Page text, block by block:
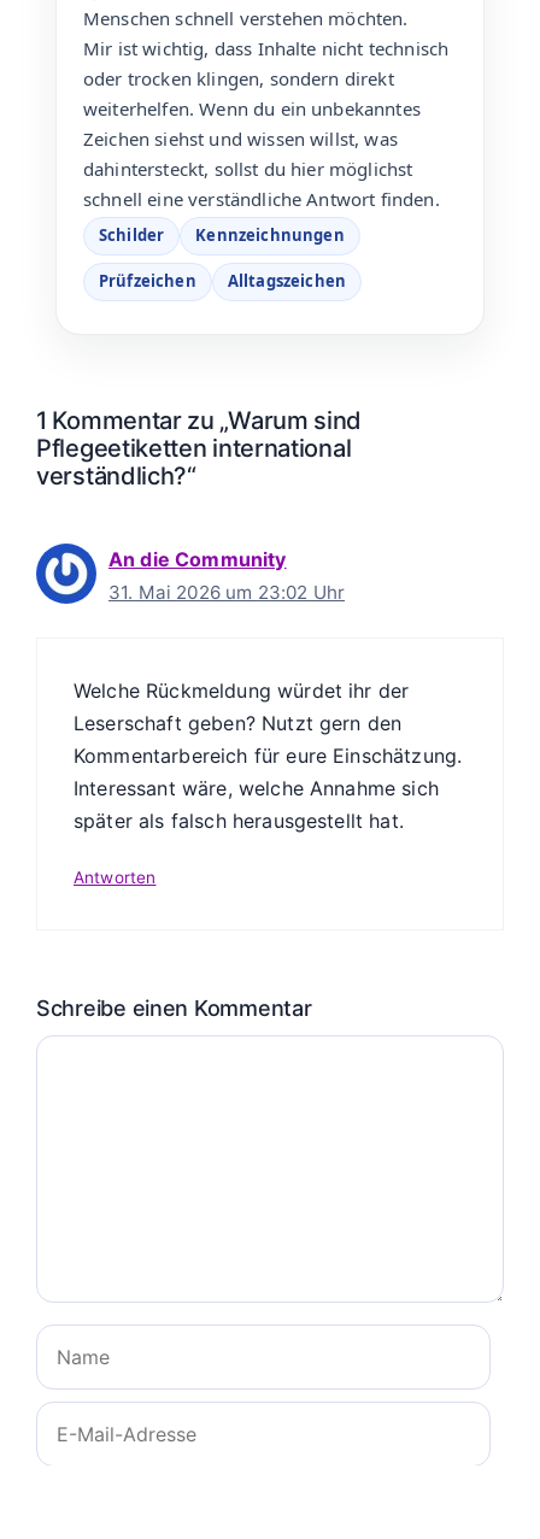
Menschen schnell verstehen möchten.
Mir ist wichtig, dass Inhalte nicht technisch
oder trocken klingen, sondern direkt
weiterhelfen. Wenn du ein unbekanntes
Zeichen siehst und wissen willst, was
dahintersteckt, sollst du hier möglichst
schnell eine verständliche Antwort finden.
Schilder Kennzeichnungen
Prüfzeichen Alltagszeichen
1 Kommentar zu „Warum sind
Pflegeetiketten international
verständlich?“
An die Community
31. Mai 2026 um 23:02 Uhr
Welche Rückmeldung würdet ihr der
Leserschaft geben? Nutzt gern den
Kommentarbereich für eure Einschätzung.
Interessant wäre, welche Annahme sich
später als falsch herausgestellt hat.
Antworten
Schreibe einen Kommentar
Kommentar
Name
E-
Mail-